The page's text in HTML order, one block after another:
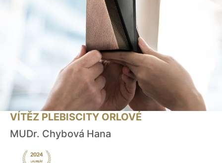
VÍTĚZ PLEBISCITY ORLOVÉ
MUDr. Chybová Hana